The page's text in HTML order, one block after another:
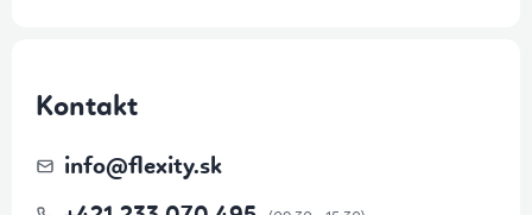
Kontakt
info@flexity.sk